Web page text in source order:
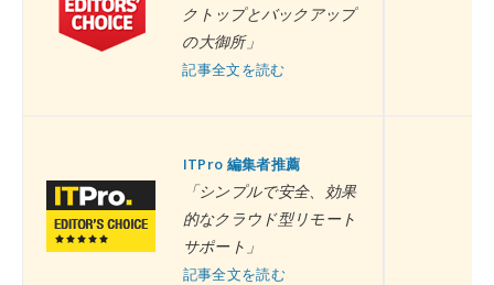
クトップとバックアップ
の大御所」
記事全文を読む
ITPro 編集者推薦
「シンプルで安全、効果
的なクラウド型リモート
サポート」
記事全文を読む